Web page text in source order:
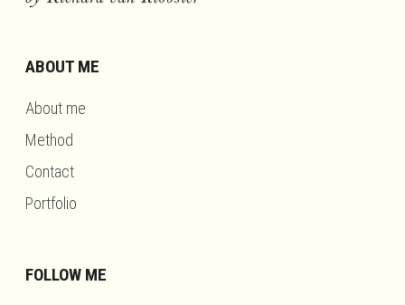
ABOUT ME
About me
Method
Contact
Portfolio
FOLLOW ME